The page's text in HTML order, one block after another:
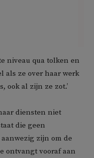
niveau qua tolken en
als ze over haar werk
ook al zijn ze zot.’
diensten niet
die geen
zijn om de
ontvangt vooraf aan